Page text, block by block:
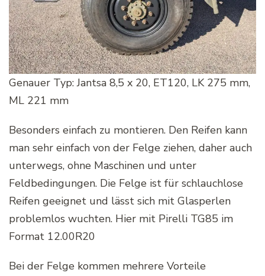
Genauer Typ: Jantsa 8,5 x 20, ET120, LK 275 mm,
ML 221 mm
Besonders einfach zu montieren. Den Reifen kann
man sehr einfach von der Felge ziehen, daher auch
unterwegs, ohne Maschinen und unter
Feldbedingungen. Die Felge ist für schlauchlose
Reifen geeignet und lässt sich mit Glasperlen
problemlos wuchten. Hier mit Pirelli TG85 im
Format 12.00R20
Bei der Felge kommen mehrere Vorteile